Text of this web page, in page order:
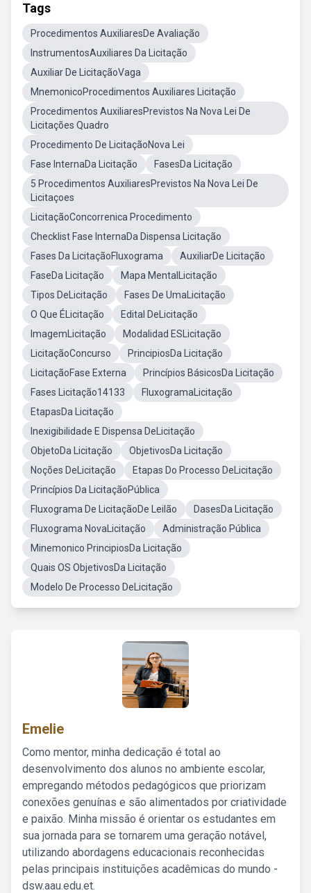
Tags
Procedimentos AuxiliaresDe Avaliação
InstrumentosAuxiliares Da Licitação
Auxiliar De LicitaçãoVaga
MnemonicoProcedimentos Auxiliares Licitação
Procedimentos AuxiliaresPrevistos Na Nova Lei De
Licitações Quadro
Procedimento De LicitaçãoNova Lei
Fase InternaDa Licitação
FasesDa Licitação
5 Procedimentos AuxiliaresPrevistos Na Nova Lei De
Licitaçoes
LicitaçãoConcorrenica Procedimento
Checklist Fase InternaDa Dispensa Licitação
Fases Da LicitaçãoFluxograma
AuxiliarDe Licitação
FaseDa Licitação
Mapa MentalLicitação
Tipos DeLicitação
Fases De UmaLicitação
O Que ÉLicitação
Edital DeLicitação
ImagemLicitação
Modalidad ESLicitação
LicitaçãoConcurso
PrincipiosDa Licitação
LicitaçãoFase Externa
Princípios BásicosDa Licitação
Fases Licitação14133
FluxogramaLicitação
EtapasDa Licitação
Inexigibilidade E Dispensa DeLicitação
ObjetoDa Licitação
ObjetivosDa Licitação
Noções DeLicitação
Etapas Do Processo DeLicitação
Princípios Da LicitaçãoPública
Fluxograma De LicitaçãoDe Leilão
DasesDa Licitação
Fluxograma NovaLicitação
Administração Pública
Minemonico PrincipiosDa Licitação
Quais OS ObjetivosDa Licitação
Modelo De Processo DeLicitação
Emelie
Como mentor, minha dedicação é total ao
desenvolvimento dos alunos no ambiente escolar,
empregando métodos pedagógicos que priorizam
conexões genuínas e são alimentados por criatividade
e paixão. Minha missão é orientar os estudantes em
sua jornada para se tornarem uma geração notável,
utilizando abordagens educacionais reconhecidas
pelas principais instituições acadêmicas do mundo -
dsw.aau.edu.et.